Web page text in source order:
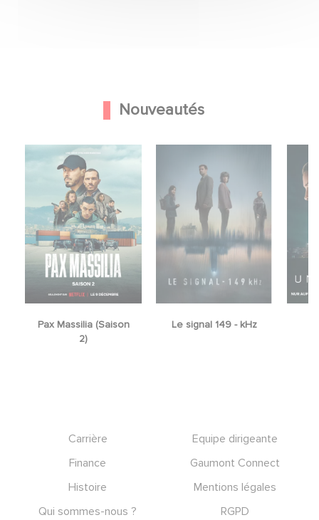
Nouveautés
Le signal 149 - kHz Unfamiliar
Carrière
Equipe dirigeante
Finance
Gaumont Connect
Histoire
Mentions légales
Qui sommes-nous ?
RGPD